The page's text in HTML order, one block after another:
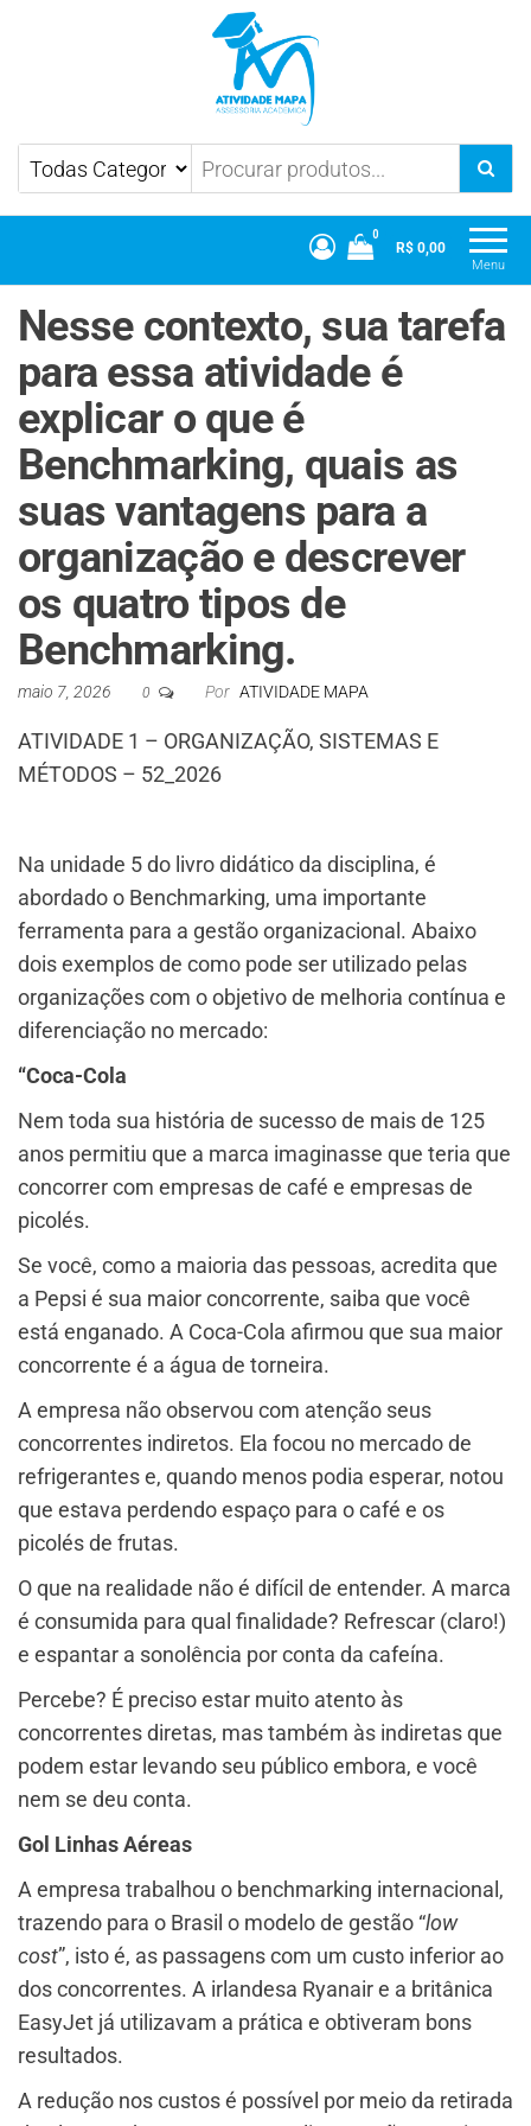
Atividade Mapa Mapa UniCesumar
Menu
0
R$ 0,00
Nesse contexto, sua tarefa
para essa atividade é
explicar o que é
Benchmarking, quais as
suas vantagens para a
organização e descrever
os quatro tipos de
Benchmarking.
maio 7, 2026 0 Por ATIVIDADE MAPA
ATIVIDADE 1 – ORGANIZAÇÃO, SISTEMAS E
MÉTODOS – 52_2026
Na unidade 5 do livro didático da disciplina, é
abordado o Benchmarking, uma importante
ferramenta para a gestão organizacional. Abaixo
dois exemplos de como pode ser utilizado pelas
organizações com o objetivo de melhoria contínua e
diferenciação no mercado:
“Coca-Cola
Nem toda sua história de sucesso de mais de 125
anos permitiu que a marca imaginasse que teria que
concorrer com empresas de café e empresas de
picolés.
Se você, como a maioria das pessoas, acredita que
a Pepsi é sua maior concorrente, saiba que você
está enganado. A Coca-Cola afirmou que sua maior
concorrente é a água de torneira.
A empresa não observou com atenção seus
concorrentes indiretos. Ela focou no mercado de
refrigerantes e, quando menos podia esperar, notou
que estava perdendo espaço para o café e os
picolés de frutas.
O que na realidade não é difícil de entender. A marca
é consumida para qual finalidade? Refrescar (claro!)
e espantar a sonolência por conta da cafeína.
Percebe? É preciso estar muito atento às
concorrentes diretas, mas também às indiretas que
podem estar levando seu público embora, e você
nem se deu conta.
Gol Linhas Aéreas
A empresa trabalhou o benchmarking internacional,
trazendo para o Brasil o modelo de gestão “low
cost”, isto é, as passagens com um custo inferior ao
dos concorrentes. A irlandesa Ryanair e a britânica
EasyJet já utilizavam a prática e obtiveram bons
resultados.
A redução nos custos é possível por meio da retirada